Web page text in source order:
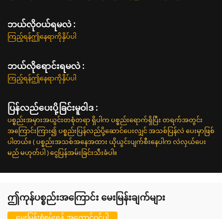
ဘယ်လို၀ယ်ရမလဲ :
ကြည့်ရန်ဤနေရာကိုနှိပ်ပါ
ဘယ်လိုရောင်းရမလဲ :
ကြည့်ရန်ဤနေရာကိုနှိပ်ပါ
ပြန်လည်ပေးပို့ခြင်းမူဝါဒ :
ပစ္စည်းအမှားအယွင်းတစုံတရာ ရှိပါက ပစ္စည်းရောက်ရှိပြီး တရက်အတွင်း
အကြောင်းကြား၍ ပစ္စည်းပြန်လည်ပို့ဆောင်ပေးလျှင် အသစ်ပြန်လဲ ပေးမှာဖြစ်
ပါတယ်။ ( ပစ္စည်းအသစ်အနေအထား ယိုယွင်းပျက်စီးနေပါက လဲလှယ်ပေး
မည် မဟုတ်ပါ ) ငွေပြန်အမ်းခြင်းသီးခံပါ။
ဤကုန်ပစ္စည်းအကြောင်း မေးမြန်းချက်များ